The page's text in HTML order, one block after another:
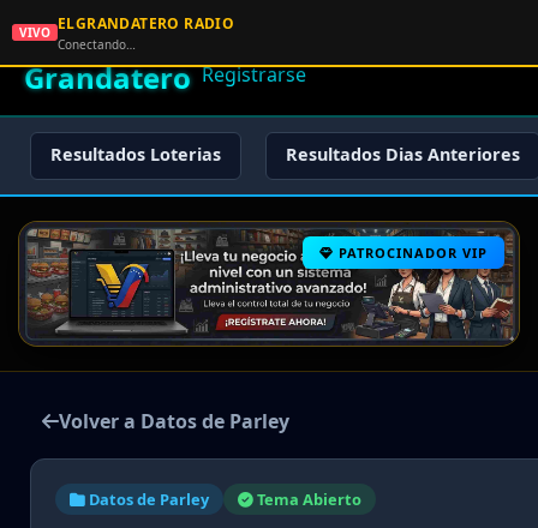
🌟 El
Grandatero Registrarse
Resultados Loterias Resultados Dias Anteriores
PATROCINADOR VIP
Volver a Datos de Parley
Datos de Parley Tema Abierto
VIVO ELGRANDATERO RADIO
Conectando…